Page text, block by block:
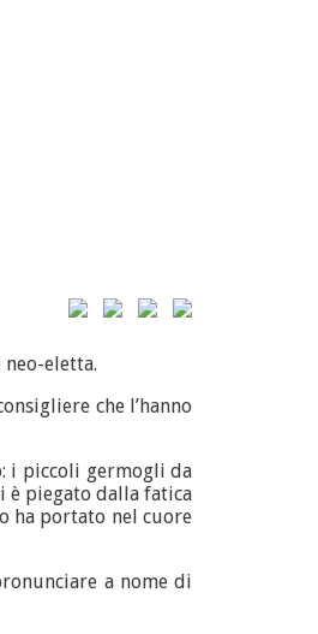
eletta.
che l’hanno
i piccoli germogli da
è piegato dalla fatica
ha portato nel cuore
a nome di